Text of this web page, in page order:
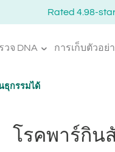
Rated 4.98-
วจ DNA การเก็บตัวอย่
ธุกรรมได้
โรคพาร์กิน